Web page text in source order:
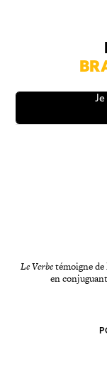
Je
Le Verbetémoigne de
en